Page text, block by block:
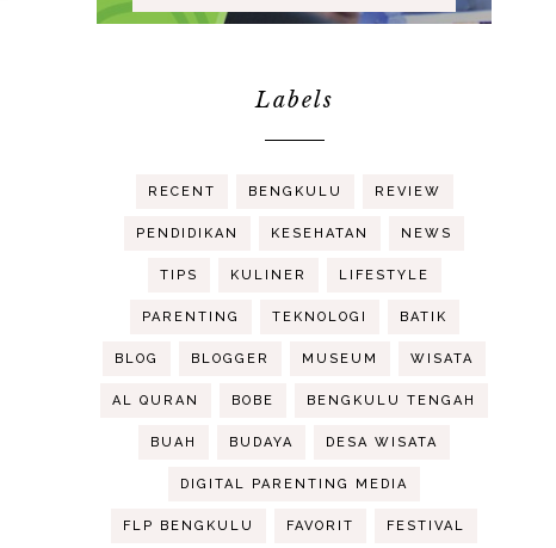
Labels
RECENT BENGKULU REVIEW
PENDIDIKAN KESEHATAN NEWS
TIPS KULINER LIFESTYLE
PARENTING TEKNOLOGI BATIK
BLOG BLOGGER MUSEUM WISATA
AL QURAN BOBE BENGKULU TENGAH
BUAH BUDAYA DESA WISATA
DIGITAL PARENTING MEDIA
FLP BENGKULU FAVORIT FESTIVAL